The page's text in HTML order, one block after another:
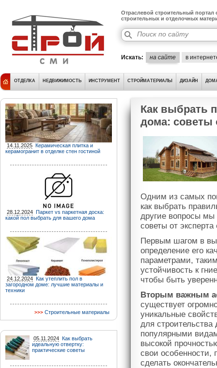
Отраслевой строительный портал
строительных и отделочных
Искать: на сайте в
ОТДЕЛКА НЕДВИЖИМОСТЬ ИНСТРУМЕНТ СТРОЙМАТЕРИАЛЫ ДИЗАЙН
14.11.2025 Керамическая плитка и
керамогранит в отделке стен гостиной
28.12.2024 Паркет vs паркетная доска:
какой пол выбрать для вашего дома
24.12.2024 Как утеплить пол в
загородном доме: лучшие материалы и
техники
Строительные материалы
05.11.2024 Как выбрать
идеальную отвертку:
практические советы
Как выбрать
дома: советы
Одним из самых
как выбрать
другие вопросы мы
советы от
Первым шагом в
определение его
параметрами,
устойчивость к
чтобы быть
Вторым важным
существует
уникальные
для
популярными
высокой
свои особенности,
сделать